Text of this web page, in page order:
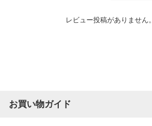
レビュー投稿がありません。
お買い物ガイド